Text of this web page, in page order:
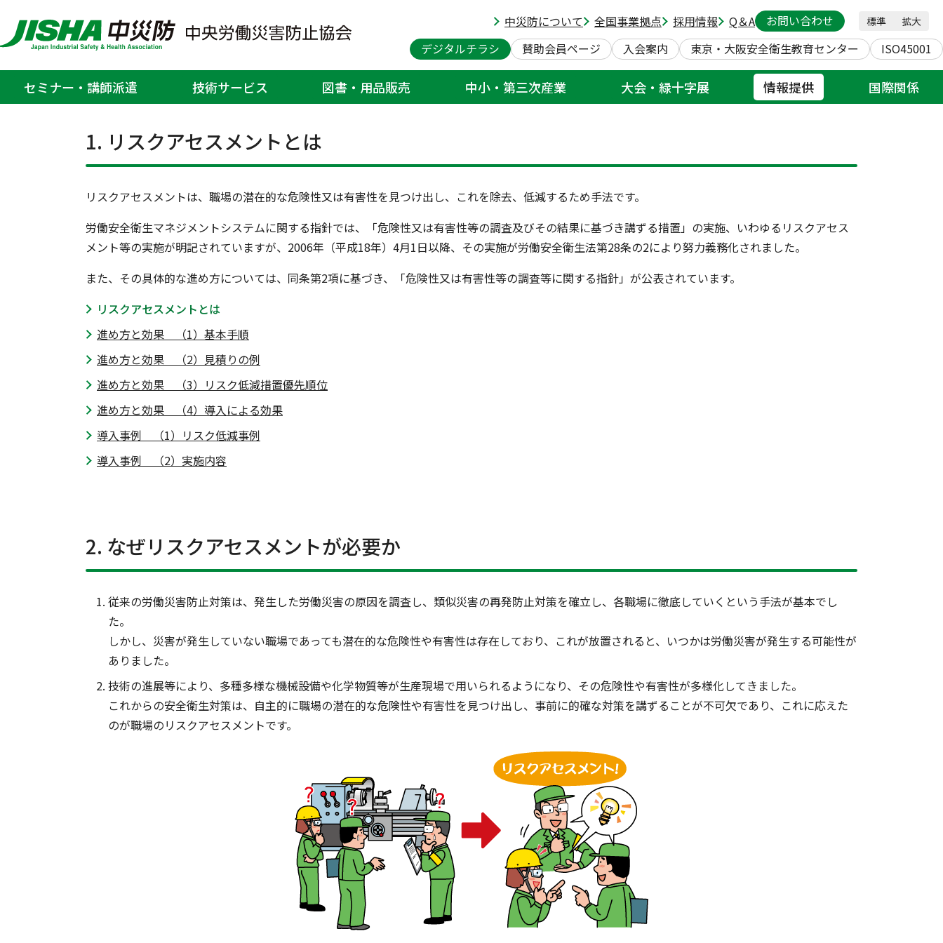
中災防について 全国事業拠点 採用情報 Q＆A お問い合わせ 標準 拡大
デジタルチラシ 賛助会員ページ 入会案内 東京・大阪安全衛生教育センター ISO45001
セミナー・講師派遣 技術サービス 図書・用品販売 中小・第三次産業 大会・緑十字展 情報提供 国際関係
リスクアセスメント
ホーム > >テーマ別 関連情報 リスクアセスメント
1. リスクアセスメントとは
リスクアセスメントは、職場の潜在的な危険性又は有害性を見つけ出し、これを除去、低減するため手法です。
労働安全衛生マネジメントシステムに関する指針では、「危険性又は有害性等の調査及びその結果に基づき講ずる措置」の実施、いわゆるリスクアセス
メント等の実施が明記されていますが、2006年（平成18年）4月1日以降、その実施が労働安全衛生法第28条の2により努力義務化されました。
また、その具体的な進め方については、同条第2項に基づき、「危険性又は有害性等の調査等に関する指針」が公表されています。
リスクアセスメントとは
進め方と効果 （1）基本手順
進め方と効果 （2）見積りの例
進め方と効果 （3）リスク低減措置優先順位
進め方と効果 （4）導入による効果
導入事例 （1）リスク低減事例
導入事例 （2）実施内容
2. なぜリスクアセスメントが必要か
従来の労働災害防止対策は、発生した労働災害の原因を調査し、類似災害の再発防止対策を確立し、各職場に徹底していくという手法が基本でし
た。
しかし、災害が発生していない職場であっても潜在的な危険性や有害性は存在しており、これが放置されると、いつかは労働災害が発生する可能性が
ありました。
技術の進展等により、多種多様な機械設備や化学物質等が生産現場で用いられるようになり、その危険性や有害性が多様化してきました。
これからの安全衛生対策は、自主的に職場の潜在的な危険性や有害性を見つけ出し、事前に的確な対策を講ずることが不可欠であり、これに応えた
のが職場のリスクアセスメントです。